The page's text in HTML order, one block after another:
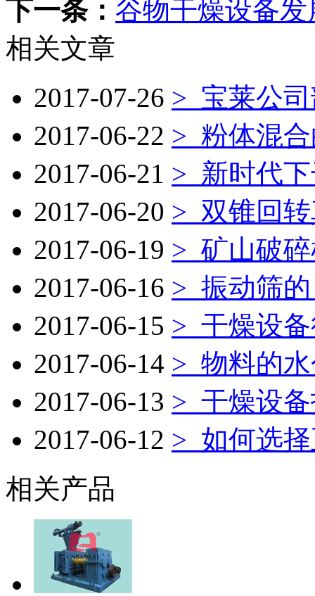
下一条： 谷物干燥设备发
相关文章
2017-07-26 > 宝莱公
2017-06-22 > 粉体混
2017-06-21 > 新时代
2017-06-20 > 双锥回
2017-06-19 > 矿山破
2017-06-16 > 振动筛
2017-06-15 > 干燥设
2017-06-14 > 物料的
2017-06-13 > 干燥设
2017-06-12 > 如何选
相关产品